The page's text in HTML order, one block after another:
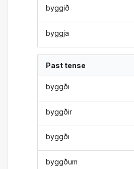
byggið
byggja
Past tense
byggði
byggðir
byggði
byggðum